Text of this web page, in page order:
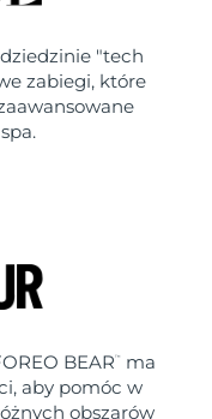
"tech
zabiegi, które
BEAR ™
ma
aby pomóc w
obszarów